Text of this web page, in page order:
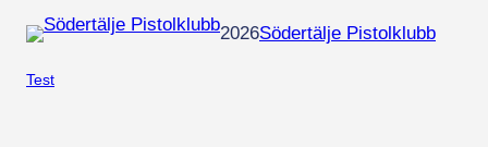
2026Södertälje Pistolklubb
Test